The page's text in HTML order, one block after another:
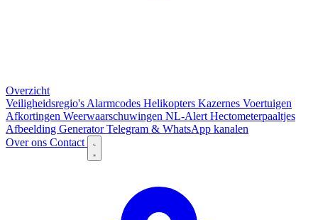
Overzicht
Veiligheidsregio's Alarmcodes Helikopters Kazernes Voertuigen
Afkortingen Weerwaarschuwingen NL-Alert Hectometerpaaltjes
Afbeelding GeneratorTelegram & WhatsApp kanalen
Over ons Contact